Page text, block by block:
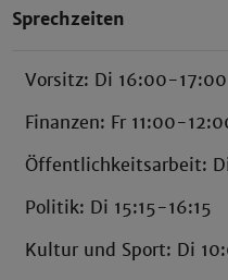
Sprechzeiten
Vorsitz: Di 16:00-17:00
Finanzen: Fr 11:00-
Öffentlichkeitsarbeit:
Politik: Di 15:15-16:15
Kultur und Sport: Di